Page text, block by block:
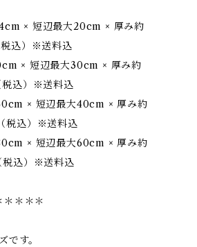
× 短辺最大20cm × 厚み約
込）※送料込
× 短辺最大30cm × 厚み約
込）※送料込
× 短辺最大40cm × 厚み約
税込）※送料込
× 短辺最大60cm × 厚み約
込）※送料込
＊＊＊
です。